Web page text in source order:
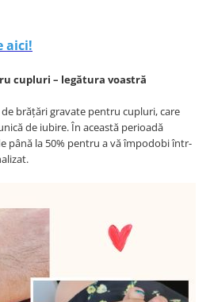
aici!
cupluri – legătura voastră
brățări gravate pentru cupluri, care
de iubire. În această perioadă
până la 50% pentru a vă împodobi într-